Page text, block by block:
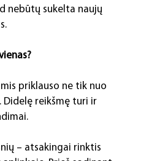
nebūtų sukelta naujų
priklauso ne tik nuo
Didelę reikšmę turi ir
– atsakingai rinktis